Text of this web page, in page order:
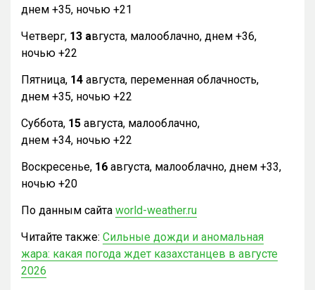
днем +35, ночью +21
Четверг, 13 августа, малооблачно, днем +36,
ночью +22
Пятница, 14 августа, переменная облачность,
днем +35, ночью +22
Суббота, 15 августа, малооблачно,
днем +34, ночью +22
Воскресенье, 16 августа, малооблачно, днем +33,
ночью +20
По данным сайта world-weather.ru
Читайте также: Сильные дожди и аномальная
жара: какая погода ждет казахстанцев в августе
2026